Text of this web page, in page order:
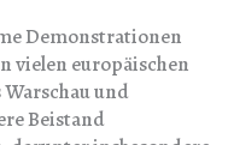
Demonstrationen
vielen europäischen
und
Beistand